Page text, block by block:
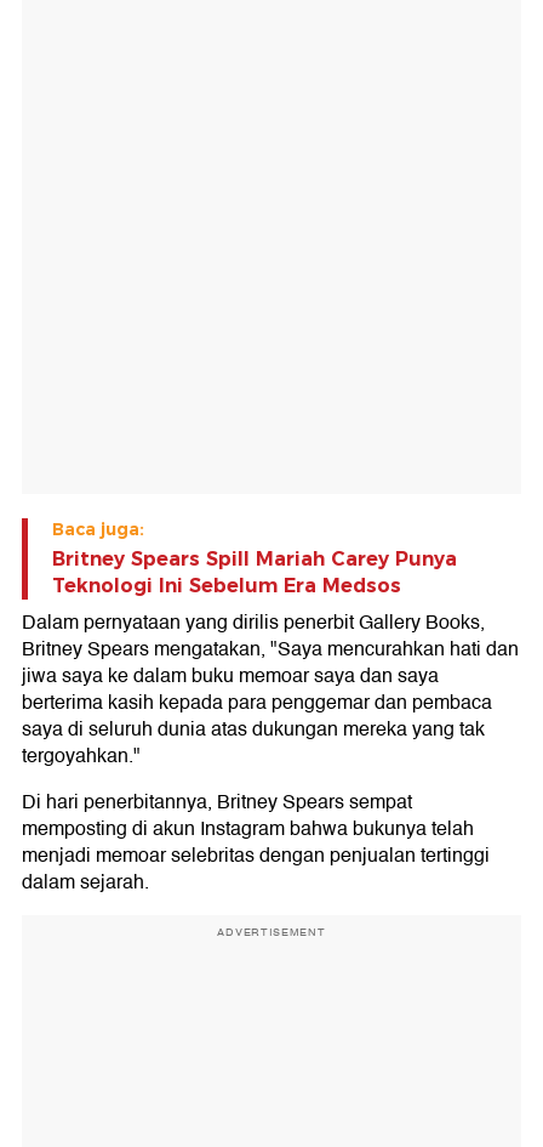
Baca juga:
Britney Spears Spill Mariah Carey Punya
Teknologi Ini Sebelum Era Medsos
Dalam pernyataan yang dirilis penerbit Gallery Books,
Britney Spears mengatakan, "Saya mencurahkan hati dan
jiwa saya ke dalam buku memoar saya dan saya
berterima kasih kepada para penggemar dan pembaca
saya di seluruh dunia atas dukungan mereka yang tak
tergoyahkan."
Di hari penerbitannya, Britney Spears sempat
memposting di akun Instagram bahwa bukunya telah
menjadi memoar selebritas dengan penjualan tertinggi
dalam sejarah.
ADVERTISEMENT